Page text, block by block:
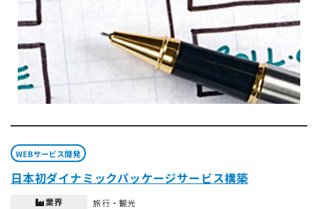
WEBサービス開発
日本初ダイナミックパッケージサービス構築
業界 旅行・観光